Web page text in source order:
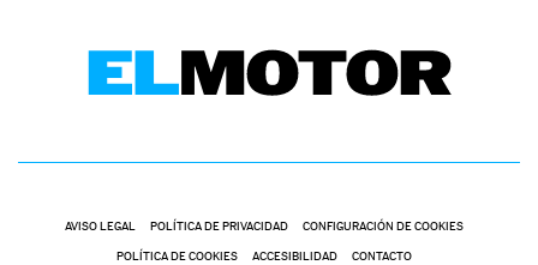
AVISO LEGAL POLÍTICA DE PRIVACIDAD CONFIGURACIÓN DE COOKIES
POLÍTICA DE COOKIES ACCESIBILIDAD CONTACTO